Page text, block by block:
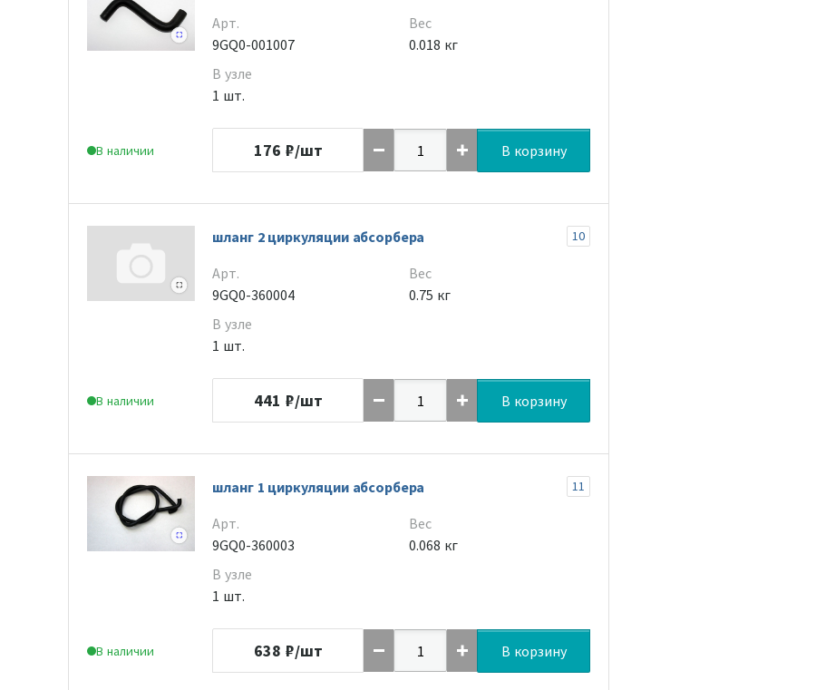
В наличии
Арт.
9GQ0-001007
В узле
1 шт.
Вес
0.018 кг
176 ₽/шт В корзину
В наличии
шланг 2 циркуляции абсорбера 10
Арт.
9GQ0-360004
В узле
1 шт.
Вес
0.75 кг
441 ₽/шт В корзину
В наличии
шланг 1 циркуляции абсорбера 11
Арт.
9GQ0-360003
В узле
1 шт.
Вес
0.068 кг
638 ₽/шт В корзину